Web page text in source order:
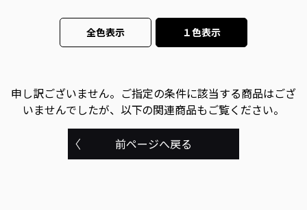
全色表示 １色表示
申し訳ございません。 ご指定の条件に該当する商品はござ
いませんでしたが、以下の関連商品もご覧ください。
前ページへ戻る